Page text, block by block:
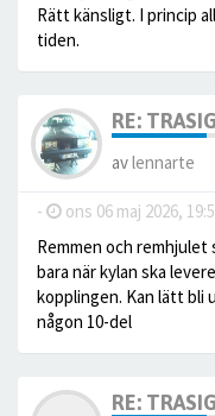
Rätt känsligt. I princip
tiden.
RE:
avlennarte
- ons 06 maj 2026,
Remmen och
bara när kylan ska
kopplingen. Kan lätt bli
någon 10-del
RE: